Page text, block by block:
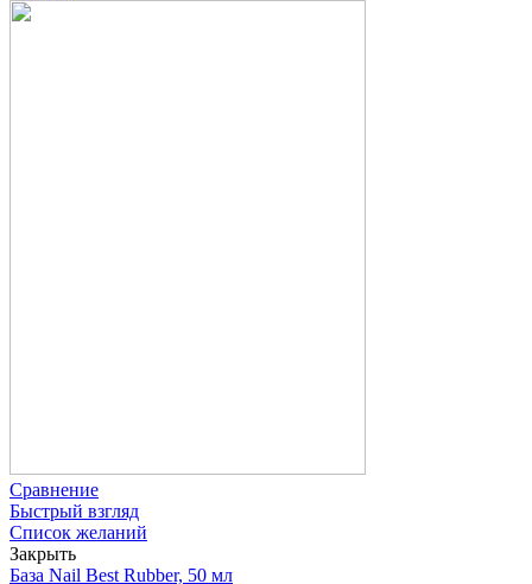
Сравнение
Быстрый взгляд
Список желаний
Закрыть
База Nail Best Rubber, 50 мл